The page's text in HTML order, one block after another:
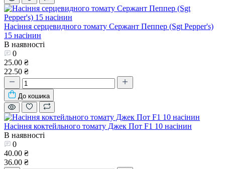
Насіння серцевидного томату Сержант Пеппер (Sgt Pepper's)
15 насінин
В наявності
0
25.00 ₴
22.50 ₴
До кошика
Насіння коктейльного томату Джек Пот F1 10 насінин
В наявності
0
40.00 ₴
36.00 ₴